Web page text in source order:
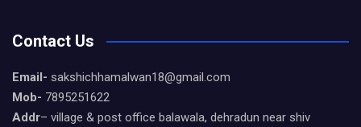
Contact Us
Email- sakshichhamalwan18@gmail.com
Mob- 7895251622
Addr– village & post office balawala, dehradun near shiv